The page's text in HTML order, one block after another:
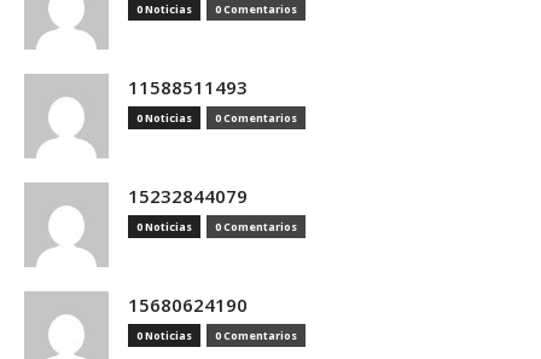
0 Noticias 0 Comentarios
11588511493
0 Noticias 0 Comentarios
15232844079
0 Noticias 0 Comentarios
15680624190
0 Noticias 0 Comentarios